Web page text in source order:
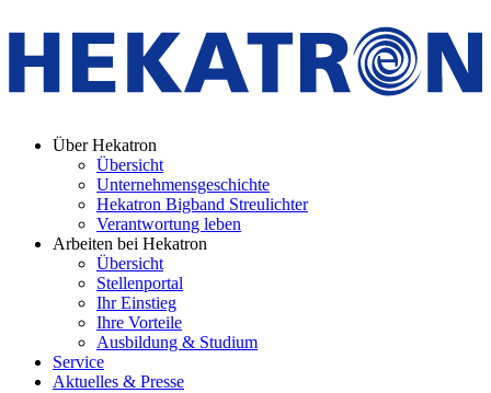
Über Hekatron
Übersicht
Unternehmensgeschichte
Hekatron Bigband Streulichter
Verantwortung leben
Arbeiten bei Hekatron
Übersicht
Stellenportal
Ihr Einstieg
Ihre Vorteile
Ausbildung & Studium
Service
Aktuelles & Presse